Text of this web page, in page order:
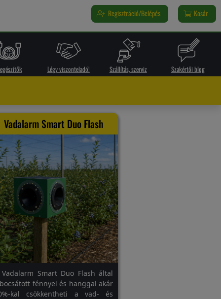
Kosár
Regisztráció/Belépés
Légy viszonteladó! Szállítás, szerviz Szakértői blog
Vadalarm Smart Duo Flash
Smart Duo Flash által
fénnyel és hanggal akár
kal csökkentheti a vad- és